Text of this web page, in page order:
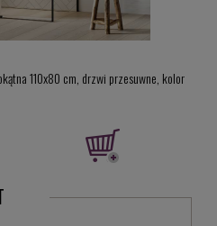
110x80 cm, drzwi przesuwne, kolor